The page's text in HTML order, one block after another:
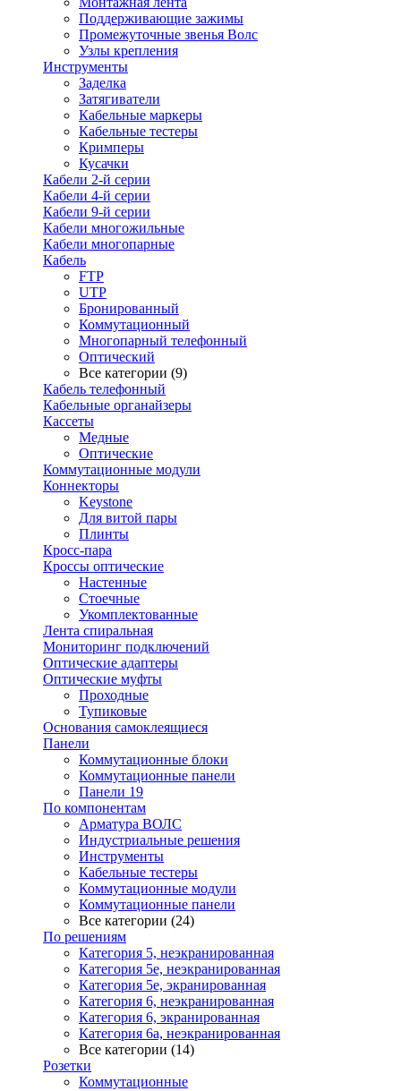
Поддерживающие зажимы
Промежуточные звенья Волс
Узлы крепления
Инструменты
Заделка
Затягиватели
Кабельные маркеры
Кабельные тестеры
Кримперы
Кусачки
Кабели 2-й серии
Кабели 4-й серии
Кабели 9-й серии
Кабели многожильные
Кабели многопарные
Кабель
FTP
UTP
Бронированный
Коммутационный
Многопарный телефонный
Оптический
Все категории (9)
Кабель телефонный
Кабельные органайзеры
Кассеты
Медные
Оптические
Коммутационные модули
Коннекторы
Keystone
Для витой пары
Плинты
Кросс-пара
Кроссы оптические
Настенные
Стоечные
Укомплектованные
Лента спиральная
Мониторинг подключений
Оптические адаптеры
Оптические муфты
Проходные
Тупиковые
Основания самоклеящиеся
Панели
Коммутационные блоки
Коммутационные панели
Панели 19
По компонентам
Арматура ВОЛС
Индустриальные решения
Инструменты
Кабельные тестеры
Коммутационные модули
Коммутационные панели
Все категории (24)
По решениям
Категория 5, неэкранированная
Категория 5е, неэкранированная
Категория 5е, экранированная
Категория 6, неэкранированная
Категория 6, экранированная
Категория 6а, неэкранированная
Все категории (14)
Розетки
Коммутационные